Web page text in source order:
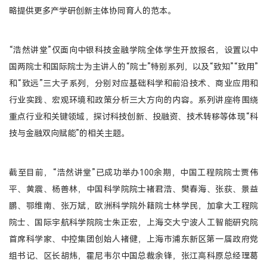
略提供更多产学研创新主体协同育人的范本。
“浩然讲堂”仅面向中银科技金融学院全体学生开放报名，设置以中
国两院士和国际院士为主讲人的“院士”特别系列，以及“致知”“致用”
和“致远”三大子系列，分别对应基础科学和前沿技术、商业应用和
行业实践、宏观环境和政策分析三大方向的内容。系列讲座将围绕
重点行业和关键领域，探讨科技创新、投融资、技术转移等体现“科
技与金融双向赋能”的相关主题。
截至目前，“浩然讲堂”已成功举办100余期，中国工程院院士贾伟
平、黄震、杨善林，中国科学院院士褚君浩、樊春海、张荻、景益
鹏、鄂维南、张万斌，欧洲科学院外籍院士林学民，加拿大工程院
院士、国际宇航科学院院士朱正宏，上海交大宁波人工智能研究院
首席科学家、中控集团创始人褚健，上海市浦东新区第一届政府党
组书记、区长胡炜，霍尼韦尔中国总裁余锋，张江高科原总经理葛